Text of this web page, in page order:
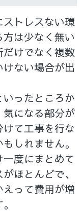
トレスない環
は少なく無い
けでなく複数
ない場合が出
ったところか
気になる部分が
て工事を行な
しれません。
度にまとめて
ほとんどで、
って費用が増